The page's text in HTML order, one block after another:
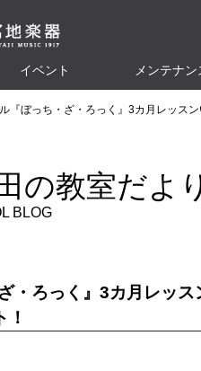
イベント メンテナン
『ぼっち・ざ・ろっく』3カ月レッスン
の教室だよ
BLOG
・ろっく』3カ月レッス
！